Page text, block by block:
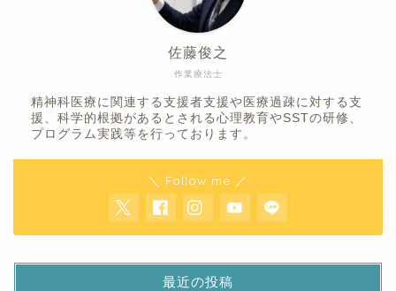
作業療法士
佐藤俊之
精神科医療に関連する支援者支援や医療過疎に対する支
援、科学的根拠があるとされる心理教育やSSTの研修、
プログラム実践等を行っております。
＼ Follow me ／
最近の投稿